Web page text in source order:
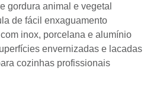
gordura animal e vegetal
de fácil enxaguamento
inox, porcelana e alumínio
envernizadas e lacadas
cozinhas profissionais